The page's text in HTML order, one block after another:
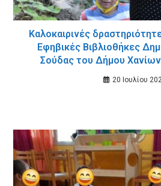
Καλοκαιρινές
Εφηβικές Βιβλιοθήκες
Σούδας του Δήμου
20 Ιουλίου